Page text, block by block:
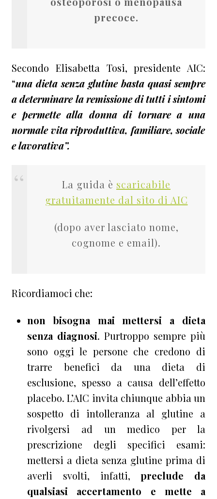
precoce.
Secondo Elisabetta Tosi, presidente AIC:
“una dieta senza glutine basta quasi sempre
a determinare la remissione di tutti i sintomi
e permette alla donna di tornarea una
normale vita riproduttiva, familiare, sociale
e lavorativa”.
La guida è scaricabile
gratuitamente dal sito di AIC
(dopo aver lasciato nome,
cognome e email).
Ricordiamoci che:
non bisogna mai mettersi a dieta
senza diagnosi. Purtroppo sempre più
sono oggi le persone che credono di
trarre benefici da una dieta di
esclusione, spesso a causa dell’effetto
placebo. L’AIC invita chiunque abbia un
sospetto di intolleranza al glutine a
rivolgersi ad un medico per la
prescrizione degli specifici esami:
mettersi a dieta senza glutine prima di
averli svolti, infatti,preclude da
qualsiasi accertamento e mette a